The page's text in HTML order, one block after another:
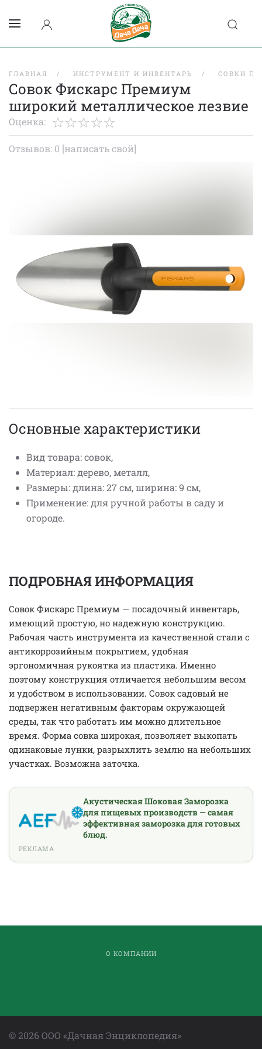
ГЛАВНАЯ ИНСТРУМЕНТ И ИНВЕНТАРЬ СОВКИ
Совок Фискарс Премиум
широкий металлическое лезвие
Оценка:
Отзывов: 0 [написать свой]
Основные характеристики
Вид товара: совок,
Материал: дерево, металл,
Размеры: длина: 27 см, ширина: 9 см,
Применение: для ручной работы в саду и
огороде.
ПОДРОБНАЯ ИНФОРМАЦИЯ
Совок Фискарс Премиум — посадочный инвентарь,
имеющий простую, но надежную конструкцию.
Рабочая часть инструмента из качественной стали с
антикоррозийным покрытием, удобная
эргономичная рукоятка из пластика. Именно
поэтому конструкция отличается небольшим весом
и удобством в использовании. Совок садовый не
подвержен негативным факторам окружающей
среды, так что работать им можно длительное
время. Форма совка широкая, позволяет выкопать
одинаковые лунки, разрыхлить землю на небольших
участках. Возможна заточка.
Акустическая Шоковая Заморозка
для пищевых производств — самая
эффективная заморозка для готовых
блюд.
РЕКЛАМА
О КОМПАНИИ
©2026 ООО «Дачная Энциклопедия»